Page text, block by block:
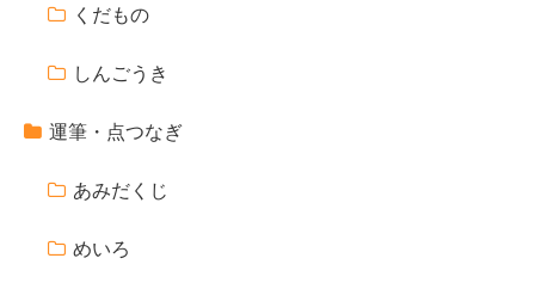
くだもの
しんごうき
運筆・点つなぎ
あみだくじ
めいろ